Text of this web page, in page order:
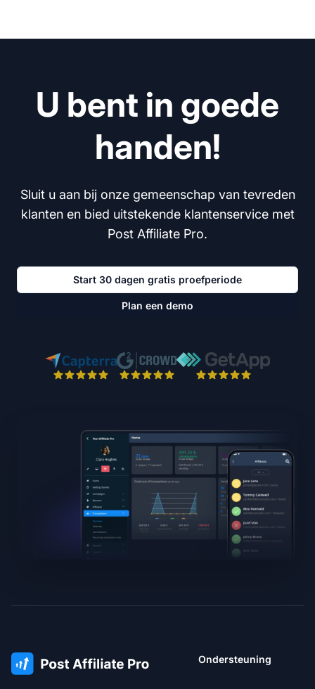
U bent in goede
handen!
Sluit u aan bij onze gemeenschap van tevreden
klanten en bied uitstekende klantenservice met
Post Affiliate Pro.
Start 30 dagen gratis proefperiode
Plan een demo
Ondersteuning